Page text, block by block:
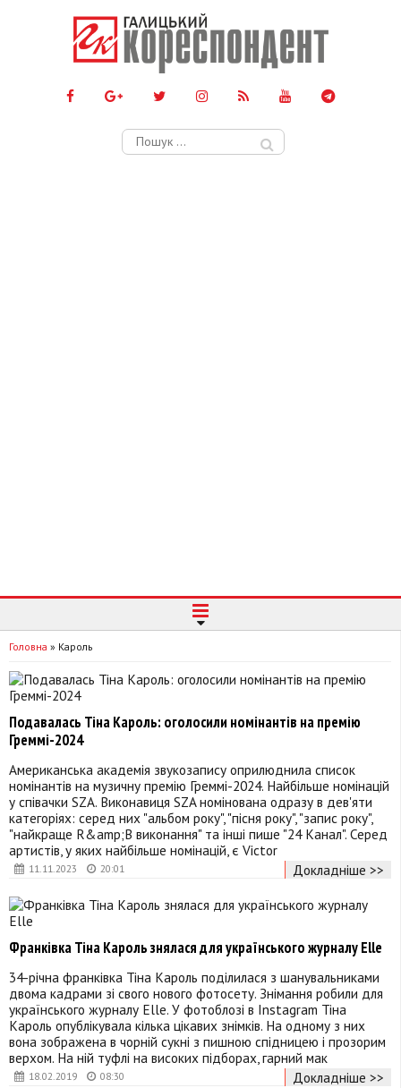
Пошук:
Головна » Кароль
11.11.2023 20:01
Подавалась Тіна Кароль: оголосили номінантів на премію
Греммі-2024
Американська академія звукозапису оприлюднила список
номінантів на музичну премію Греммі-2024. Найбільше номінацій
у співачки SZA. Виконавиця SZA номінована одразу в дев'яти
категоріях: серед них "альбом року", "пісня року", "запис року",
"найкраще R&amp;B виконання" та інші пише "24 Канал". Серед
артистів, у яких найбільше номінацій, є Victor
Докладніше >>
18.02.2019 08:30
Франківка Тіна Кароль знялася для українського журналу Elle
34-річна франківка Тіна Кароль поділилася з шанувальниками
двома кадрами зі свого нового фотосету. Знімання робили для
українського журналу Elle. У фотоблозі в Instagram Тіна
Кароль опублікувала кілька цікавих знімків. На одному з них
вона зображена в чорній сукні з пишною спідницею і прозорим
верхом. На ній туфлі на високих підборах, гарний мак
Докладніше >>